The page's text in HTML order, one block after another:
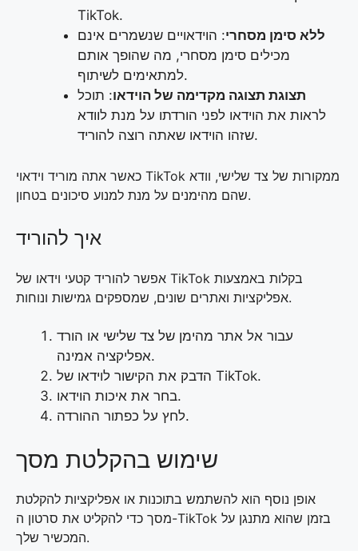
TikTok.
ללא סימן מסחרי: הוידאויים שנשמרים אינם
מכילים סימן מסחרי, מה שהופך אותם
למתאימים לשיתוף.
תצוגת תצוגה מקדימה של הוידאו: תוכל
לראות את הוידאו לפני הורדתו על מנת לוודא
שזהו הוידאו שאתה רוצה להוריד.
כאשר אתה מוריד וידאוי TikTok ממקורות של צד שלישי, וודא
שהם מהימנים על מנת למנוע סיכונים בטחון.
איך להוריד
אפשר להוריד קטעי וידאו של TikTok בקלות באמצעות
אפליקציות ואתרים שונים, שמספקים גמישות ונוחות.
עבור אל אתר מהימן של צד שלישי או הורד
אפליקציה אמינה.
הדבק את הקישור לוידאו של TikTok.
בחר את איכות הוידאו.
לחץ על כפתור ההורדה.
שימוש בהקלטת מסך
אופן נוסף הוא להשתמש בתוכנות או אפליקציות להקלטת
מסך כדי להקליט את סרטון ה-TikTok בזמן שהוא מתנגן על
המכשיר שלך.